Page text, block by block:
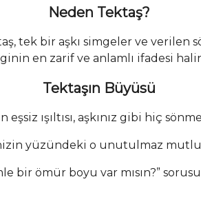
Neden Tektaş?
tek bir aşkı simgeler ve verilen
en zarif ve anlamlı ifadesi
Tektaşın Büyüsü
eşsiz ışıltısı, aşkınız gibi hiç
yüzündeki o unutulmaz
bir ömür boyu var mısın?”